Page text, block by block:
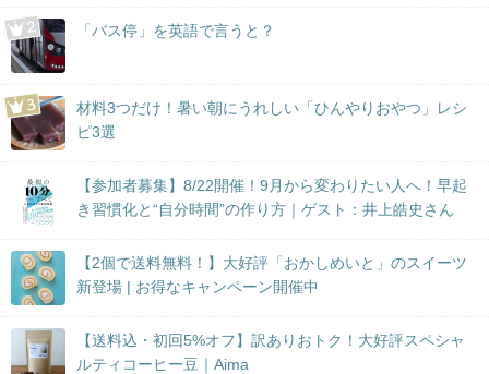
「バス停」を英語で言うと？
材料3つだけ！暑い朝にうれしい「ひんやりおやつ」レシ
ピ3選
【参加者募集】8/22開催！9月から変わりたい人へ！早起
き習慣化と“自分時間”の作り方｜ゲスト：井上皓史さん
【2個で送料無料！】大好評「おかしめいと」のスイーツ
新登場 | お得なキャンペーン開催中
【送料込・初回5%オフ】訳ありおトク！大好評スペシャ
ルティコーヒー豆｜Aima